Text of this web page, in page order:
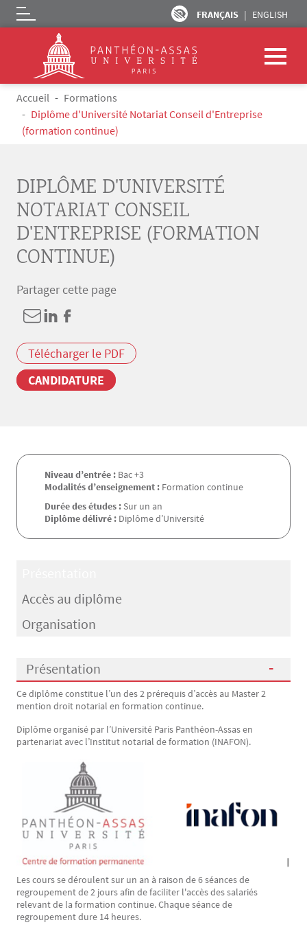
Aller au contenu principal
FRANÇAIS ENGLISH
Logo
Fil d'Ariane
Accueil
Formations
Diplôme d'Université Notariat Conseil d'Entreprise
(formation continue)
DIPLÔME D'UNIVERSITÉ
NOTARIAT CONSEIL
D'ENTREPRISE (FORMATION
CONTINUE)
Partager cette page
Télécharger le PDF
CANDIDATURE
Niveau d’entrée : Bac +3
Modalités d’enseignement : Formation continue
Durée des études : Sur un an
Diplôme délivré : Diplôme d’Université
Accès au diplôme
Organisation
Présentation
Présentation
Ce diplôme constitue l’un des 2 prérequis d’accès au Master 2
mention droit notarial en formation continue.
Diplôme organisé par l’Université Paris Panthéon-Assas en
partenariat avec l’Institut notarial de formation (INAFON).
Les cours se déroulent sur un an à raison de 6 séances de
regroupement de 2 jours afin de faciliter l'accès des salariés
relevant de la formation continue. Chaque séance de
regroupement dure 14 heures.